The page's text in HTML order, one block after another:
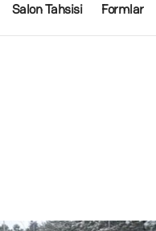
Salon Tahsisi Formlar